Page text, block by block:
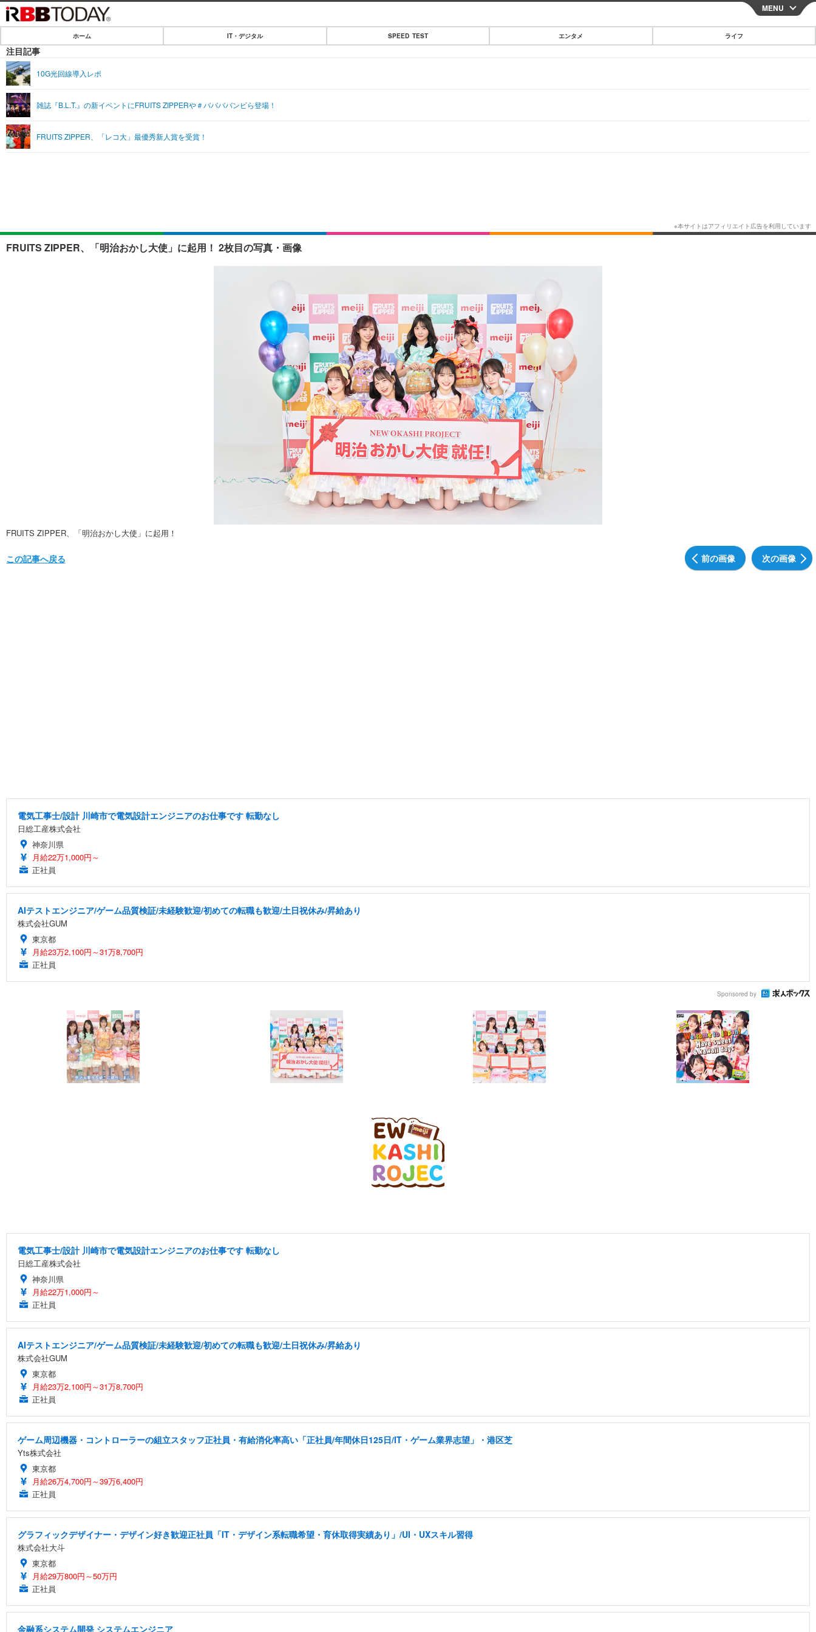
CLOSE
IT・デジタル
ショッピング
SPEED TEST
エンタメ
エンタメTOP
ショッピング その他
ライフ
MENU
ホーム IT・デジタル SPEED TEST エンタメ ライフ
注目記事
10G光回線導入レポ
雑誌『B.L.T.』の新イベントにFRUITS ZIPPERや＃ババババンビら登場！
FRUITS ZIPPER、「レコ大」最優秀新人賞を受賞！
FRUITS ZIPPER、「明治おかし大使」に起用！ 2枚目の写真・画像
FRUITS ZIPPER、「明治おかし大使」に起用！
前の画像 次の画像
この記事へ戻る
電気工事士/設計 川崎市で電気設計エンジニアのお仕事です 転勤なし
日総工産株式会社
神奈川県
月給22万1,000円～
正社員
AIテストエンジニア/ゲーム品質検証/未経験歓迎/初めての転職も歓迎/土日祝休み/昇給あり
株式会社GUM
東京都
月給23万2,100円～31万8,700円
正社員
Sponsored by
電気工事士/設計 川崎市で電気設計エンジニアのお仕事です 転勤なし
日総工産株式会社
神奈川県
月給22万1,000円～
正社員
AIテストエンジニア/ゲーム品質検証/未経験歓迎/初めての転職も歓迎/土日祝休み/昇給あり
株式会社GUM
東京都
月給23万2,100円～31万8,700円
正社員
ゲーム周辺機器・コントローラーの組立スタッフ正社員・有給消化率高い「正社員/年間休日125日/IT・ゲーム業界志望」・港区芝
Yts株式会社
東京都
月給26万4,700円～39万6,400円
正社員
グラフィックデザイナー・デザイン好き歓迎正社員「IT・デザイン系転職希望・育休取得実績あり」/UI・UXスキル習得
株式会社大斗
東京都
月給29万800円～50万円
正社員
金融系システム開発 システムエンジニア